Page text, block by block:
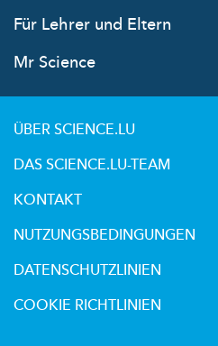
Für Lehrer und Eltern
Mr Science
ÜBER SCIENCE.LU
DAS SCIENCE.LU-TEAM
KONTAKT
NUTZUNGSBEDINGUNGEN
DATENSCHUTZLINIEN
COOKIE RICHTLINIEN